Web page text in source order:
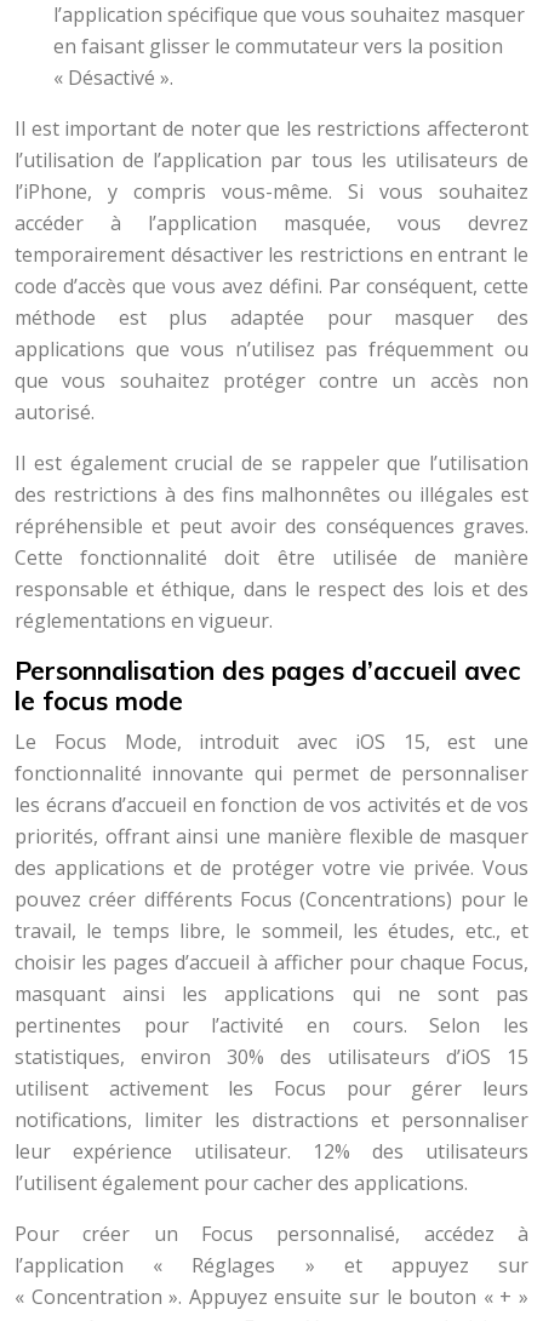
l’application spécifique que vous souhaitez masquer
en faisant glisser le commutateur vers la position
« Désactivé ».
Il est important de noter que les restrictions affecteront
l’utilisation de l’application par tous les utilisateurs de
l’iPhone, y compris vous-même. Si vous souhaitez
accéder à l’application masquée, vous devrez
temporairement désactiver les restrictions en entrant le
code d’accès que vous avez défini. Par conséquent, cette
méthode est plus adaptée pour masquer des
applications que vous n’utilisez pas fréquemment ou
que vous souhaitez protéger contre un accès non
autorisé.
Il est également crucial de se rappeler que l’utilisation
des restrictions à des fins malhonnêtes ou illégales est
répréhensible et peut avoir des conséquences graves.
Cette fonctionnalité doit être utilisée de manière
responsable et éthique, dans le respect des lois et des
réglementations en vigueur.
Personnalisation des pages d’accueil avec
le focus mode
Le Focus Mode, introduit avec iOS 15, est une
fonctionnalité innovante qui permet de personnaliser
les écrans d’accueil en fonction de vos activités et de vos
priorités, offrant ainsi une manière flexible de masquer
des applications et de protéger votre vie privée. Vous
pouvez créer différents Focus (Concentrations) pour le
travail, le temps libre, le sommeil, les études, etc., et
choisir les pages d’accueil à afficher pour chaque Focus,
masquant ainsi les applications qui ne sont pas
pertinentes pour l’activité en cours. Selon les
statistiques, environ 30% des utilisateurs d’iOS 15
utilisent activement les Focus pour gérer leurs
notifications, limiter les distractions et personnaliser
leur expérience utilisateur. 12% des utilisateurs
l’utilisent également pour cacher des applications.
Pour créer un Focus personnalisé, accédez à
l’application « Réglages » et appuyez sur
« Concentration ». Appuyez ensuite sur le bouton « + »